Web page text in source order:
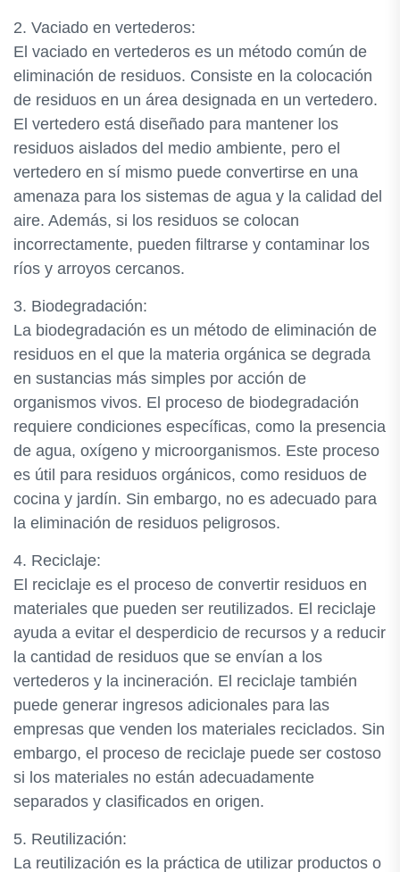
2. Vaciado en vertederos:
El vaciado en vertederos es un método común de
eliminación de residuos. Consiste en la colocación
de residuos en un área designada en un vertedero.
El vertedero está diseñado para mantener los
residuos aislados del medio ambiente, pero el
vertedero en sí mismo puede convertirse en una
amenaza para los sistemas de agua y la calidad del
aire. Además, si los residuos se colocan
incorrectamente, pueden filtrarse y contaminar los
ríos y arroyos cercanos.
3. Biodegradación:
La biodegradación es un método de eliminación de
residuos en el que la materia orgánica se degrada
en sustancias más simples por acción de
organismos vivos. El proceso de biodegradación
requiere condiciones específicas, como la presencia
de agua, oxígeno y microorganismos. Este proceso
es útil para residuos orgánicos, como residuos de
cocina y jardín. Sin embargo, no es adecuado para
la eliminación de residuos peligrosos.
4. Reciclaje:
El reciclaje es el proceso de convertir residuos en
materiales que pueden ser reutilizados. El reciclaje
ayuda a evitar el desperdicio de recursos y a reducir
la cantidad de residuos que se envían a los
vertederos y la incineración. El reciclaje también
puede generar ingresos adicionales para las
empresas que venden los materiales reciclados. Sin
embargo, el proceso de reciclaje puede ser costoso
si los materiales no están adecuadamente
separados y clasificados en origen.
5. Reutilización:
La reutilización es la práctica de utilizar productos o